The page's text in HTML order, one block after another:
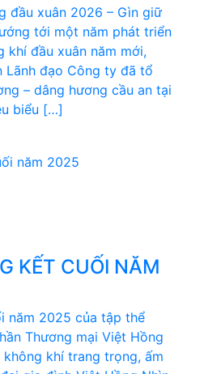
đầu xuân 2026 – Gìn giữ
tới một năm phát triển
khí đầu xuân năm mới,
Lãnh đạo Công ty đã tổ
– dâng hương cầu an tại
biểu […]
KẾT CUỐI NĂM
năm 2025 của tập thể
Thương mại Việt Hồng
khí trang trọng, ấm